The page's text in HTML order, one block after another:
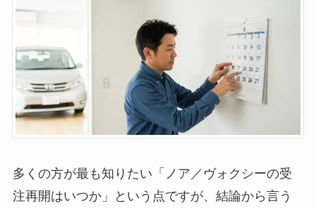
多くの方が最も知りたい「ノア／ヴォクシーの受
注再開はいつか」という点ですが、結論から言う